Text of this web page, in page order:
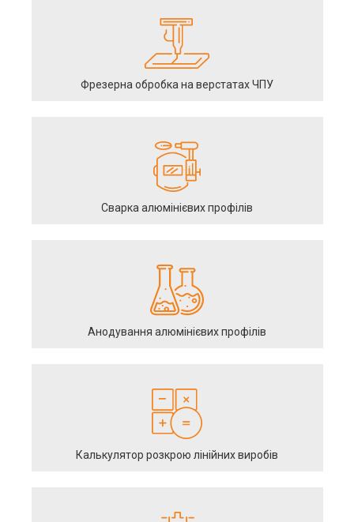
Фрезерна обробка на верстатах ЧПУ
Сварка алюмінієвих профілів
Анодування алюмінієвих профілів
Калькулятор розкрою лінійних виробів